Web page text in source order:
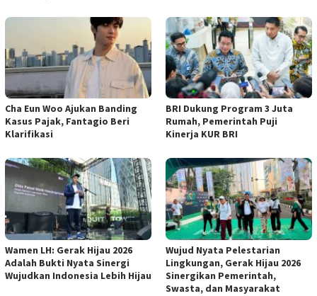
Cha Eun Woo Ajukan Banding
Kasus Pajak, Fantagio Beri
Klarifikasi
BRI Dukung Program 3 Juta
Rumah, Pemerintah Puji
Kinerja KUR BRI
Wamen LH: Gerak Hijau 2026
Adalah Bukti Nyata Sinergi
Wujudkan Indonesia Lebih Hijau
Wujud Nyata Pelestarian
Lingkungan, Gerak Hijau 2026
Sinergikan Pemerintah,
Swasta, dan Masyarakat